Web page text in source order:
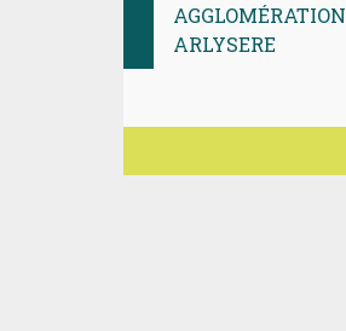
AGGLOMÉRATION
ARLYSERE